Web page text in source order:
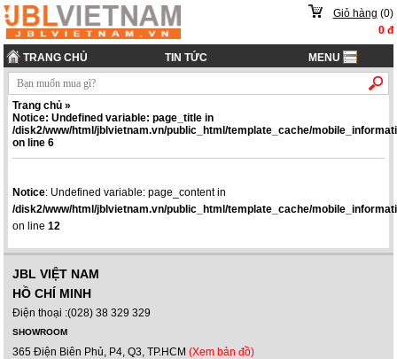
Giỏ hàng (0)
0đ
TRANG CHỦ TIN TỨC MENU
Trang chủ »
Notice: Undefined variable: page_title in
/disk2/www/html/jblvietnam.vn/public_html/template_cache/
on line6
Notice: Undefined variable: page_content in
/disk2/www/html/jblvietnam.vn/public_html/template_cache/
on line12
JBL VIỆT NAM
HỒ CHÍ MINH
Điện thoại :(028) 38 329 329
SHOWROOM
365 Điện Biên Phủ, P4, Q3, TP.HCM(Xem bản đồ)